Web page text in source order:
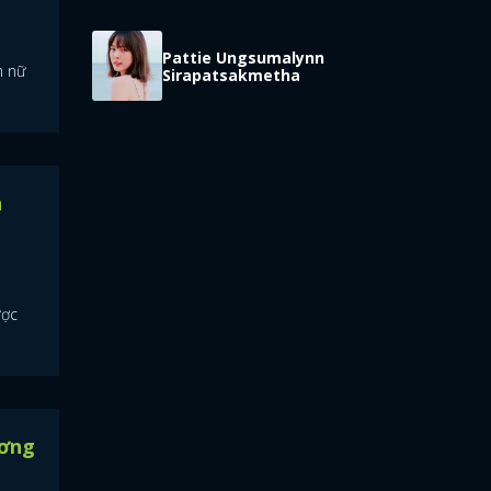
nữ
Pattie Ungsumalynn
Sirapatsakmetha